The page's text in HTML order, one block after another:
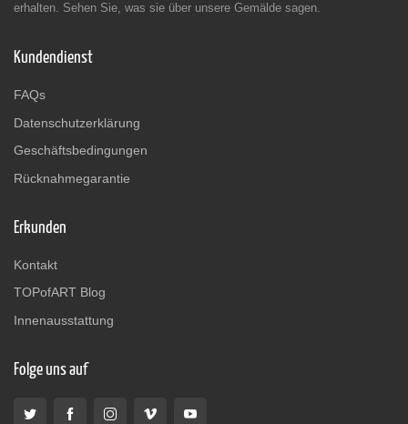
erhalten. Sehen Sie, was sie über unsere Gemälde sagen.
Kundendienst
FAQs
Datenschutzerklärung
Geschäftsbedingungen
Rücknahmegarantie
Erkunden
Kontakt
TOPofART Blog
Innenausstattung
Folge uns auf